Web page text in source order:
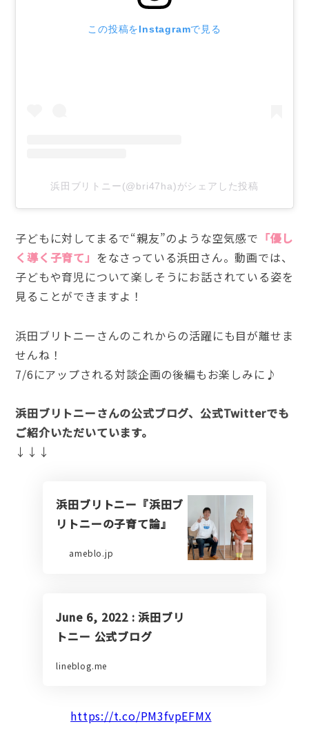
この投稿をInstagramで見る
浜田ブリトニー(@bri47ha)がシェアした投稿
子どもに対してまるで“親友”のような空気感で 「優し
く導く子育て」 をなさっている浜田さん。動画では、
子どもや育児について楽しそうにお話されている姿を
見ることができますよ！
浜田ブリトニーさんのこれからの活躍にも目が離せま
せんね！
7/6にアップされる対談企画の後編もお楽しみに♪
浜田ブリトニーさんの公式ブログ、公式Twitterでも
ご紹介いただいています。
↓↓↓
浜田ブリトニー『浜田ブ
リトニーの子育て論』
ameblo.jp
June 6, 2022 : 浜田ブリ
トニー 公式ブログ
lineblog.me
https://t.co/PM3fvpEFMX